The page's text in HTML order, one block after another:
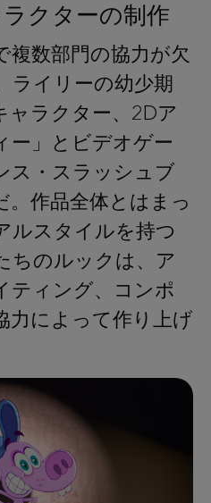
クターの制作
複数部門の協力が欠
ライリーの幼少期
ャラクター、2Dア
ー」とビデオゲー
ス・スラッシュブ
。作品全体とはまっ
ルスタイルを持つ
ちのルックは、ア
ティング、コンポ
力によって作り上げ